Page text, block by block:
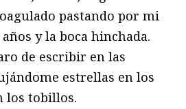
pastando por mi
y la boca hinchada.
de escribir en las
estrellas en los
los tobillos.